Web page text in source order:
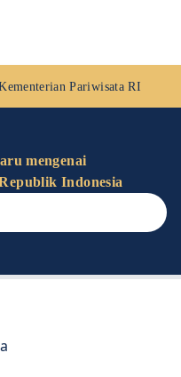
Pariwisata RI
mengenai
Indonesia